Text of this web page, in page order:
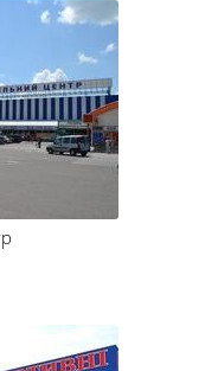
продукцию, чтобы ваш
в страшный сон. Прежде
а также выбрать
для активного отдыха,
на сайте in.ck.ua.
спортивных товаров,
аксессуарами для
длительное
для активного
предугадать
В этом вопросе вам